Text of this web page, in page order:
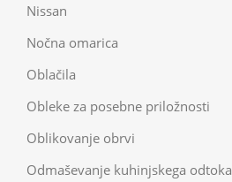
Nissan
Nočna omarica
Oblačila
Obleke za posebne priložnosti
Oblikovanje obrvi
Odmaševanje kuhinjskega odtoka